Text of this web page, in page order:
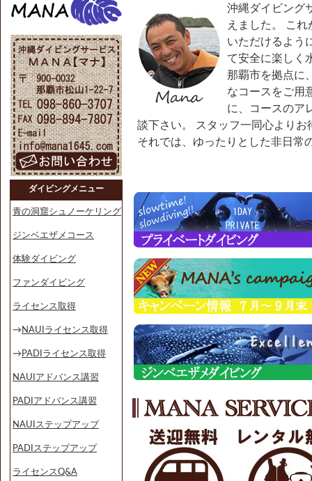
沖縄ダイビング
えました。 こ
いただけるよう
て安全に楽しく
那覇市を拠点に
なコースをご用
に、コースのア
談下さい。 スタッフ一同心より
それでは、ゆったりとした非日常
ダイビングメニュー
青の洞窟シュノーケリング
ジンベエザメコース
体験ダイビング
ファンダイビング
ライセンス取得
→ NAUIライセンス取得
→ PADIライセンス取得
NAUIアドバンス講習
PADIアドバンス講習
NAUIステップアップ
PADIステップアップ
ライセンスQ&A